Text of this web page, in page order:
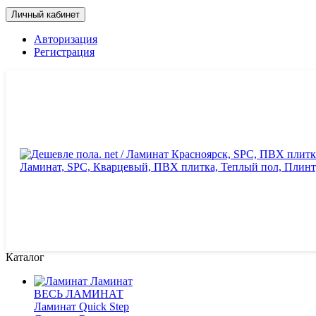
Личный кабинет
Авторизация
Регистрация
Каталог
Ламинат
ВЕСЬ ЛАМИНАТ
Ламинат Quick Step